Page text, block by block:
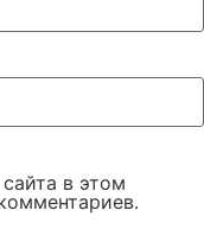
в этом